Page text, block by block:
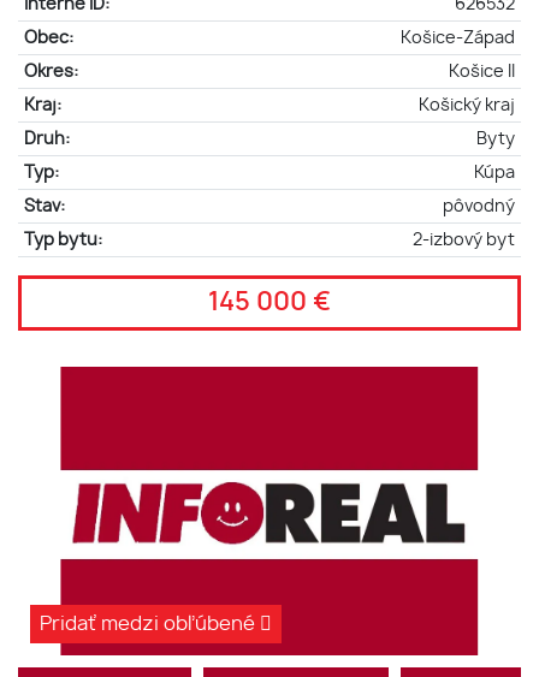
Interné ID:
626532
Obec:
Košice-Západ
Okres:
Košice II
Kraj:
Košický kraj
Druh:
Byty
Typ:
Kúpa
Stav:
pôvodný
Typ bytu:
2-izbový byt
145 000 €
Pridať medzi obľúbené